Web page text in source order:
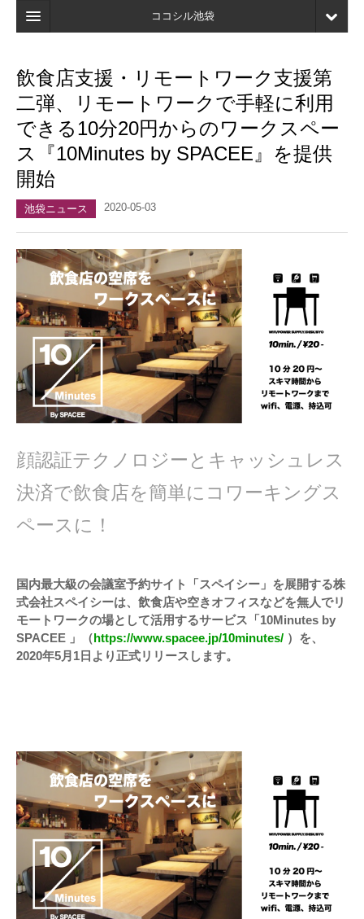
ココシル池袋
検索
店舗・施設最新情報
口コミ
マイページ
ブックマーク
飲食店支援・リモートワーク支援第
二弾、リモートワークで手軽に利用
できる10分20円からのワークスペー
ス『10Minutes by SPACEE』を提供
開始
池袋ニュース 2020-05-03
顔認証テクノロジーとキャッシュレス
決済で飲食店を簡単にコワーキングス
ペースに！
国内最大級の会議室予約サイト「スペイシー」を展開する株
式会社スペイシーは、飲食店や空きオフィスなどを無人でリ
モートワークの場として活用するサービス「10Minutes by
SPACEE 」（https://www.spacee.jp/10minutes/ ）を、
2020年5月1日より正式リリースします。